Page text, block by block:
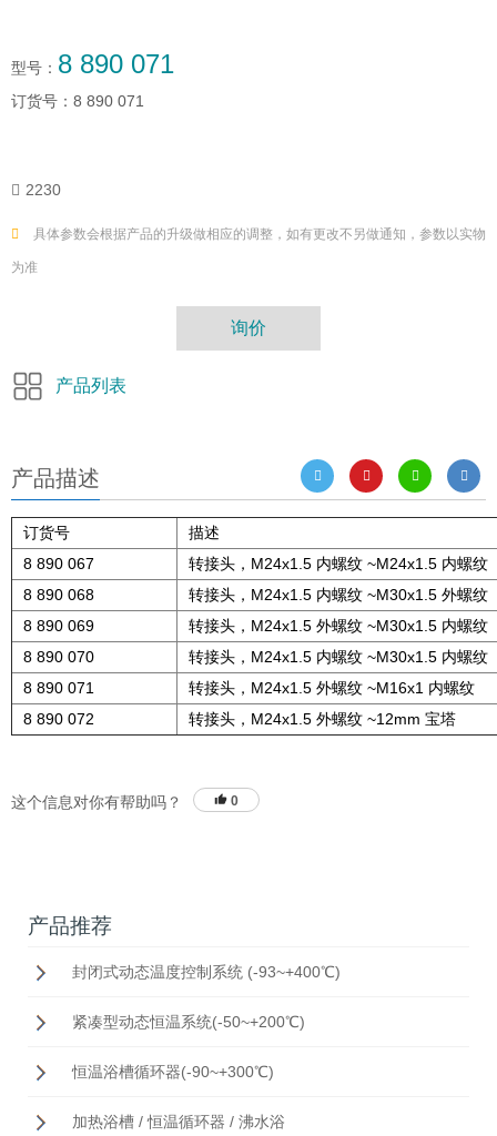
型号： 8 890 071
订货号： 8 890 071
2230
具体参数会根据产品的升级做相应的调整，如有更改不另做通知，参数以实物
为准
询价
产品列表
产品描述
订货号
描述
8 890 067
转接头，M24x1.5 内螺纹 ~M24x1.5 内螺纹
8 890 068
转接头，M24x1.5 内螺纹 ~M30x1.5 外螺纹
8 890 069
转接头，M24x1.5 外螺纹 ~M30x1.5 内螺纹
8 890 070
转接头，M24x1.5 内螺纹 ~M30x1.5 内螺纹
8 890 071
转接头，M24x1.5 外螺纹 ~M16x1 内螺纹
8 890 072
转接头，M24x1.5 外螺纹 ~12mm 宝塔
这个信息对你有帮助吗？ 0
产品推荐
封闭式动态温度控制系统 (-93~+400℃)
紧凑型动态恒温系统(-50~+200℃)
恒温浴槽循环器(-90~+300℃)
加热浴槽 / 恒温循环器 / 沸水浴